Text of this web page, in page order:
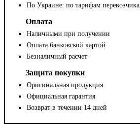
По Украине: по тарифам перевозчика
Оплата
Наличными при получении
Оплата банковской картой
Безналичный расчет
Защита покупки
Оригинальная продукция
Официальная гарантия
Возврат в течении 14 дней